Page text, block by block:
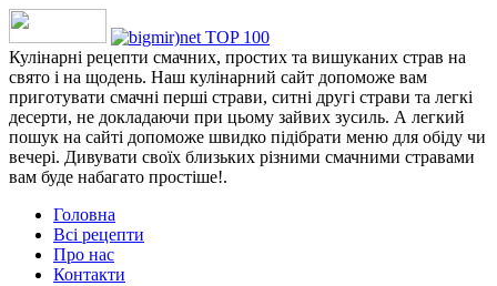
Кулінарні рецепти смачних, простих та вишуканих страв на
свято і на щодень. Наш кулінарний сайт допоможе вам
приготувати смачні перші страви, ситні другі страви та легкі
десерти, не докладаючи при цьому зайвих зусиль. А легкий
пошук на сайті допоможе швидко підібрати меню для обіду чи
вечері. Дивувати своїх близьких різними смачними стравами
вам буде набагато простіше!.
Головна
Всі рецепти
Про нас
Контакти